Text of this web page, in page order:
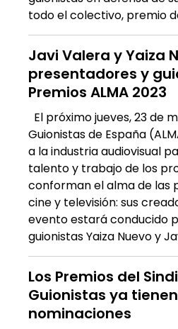
todo el colectivo, premio
Javi Valera y Yaiza
presentadores y
Premios ALMA 2023
El próximo jueves, 23 de
Guionistas de España
a la industria audiovisual
talento y trabajo de los
conforman el alma de las
cine y televisión: sus
evento estará conducido
guionistas Yaiza Nuevo y
Los Premios del
Guionistas ya
nominaciones